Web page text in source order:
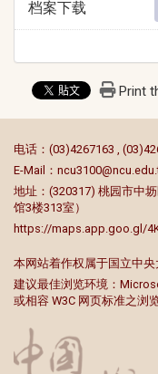
档案下载
Print
电话：(03)4267163 ,
E-Mail：
地址：(320317) 桃园市中
馆3楼313室）
https://maps.app.goo.gl/
本网站着作权属于国立中
建议最佳浏览环境：
或相容 W3C 网页标准之浏